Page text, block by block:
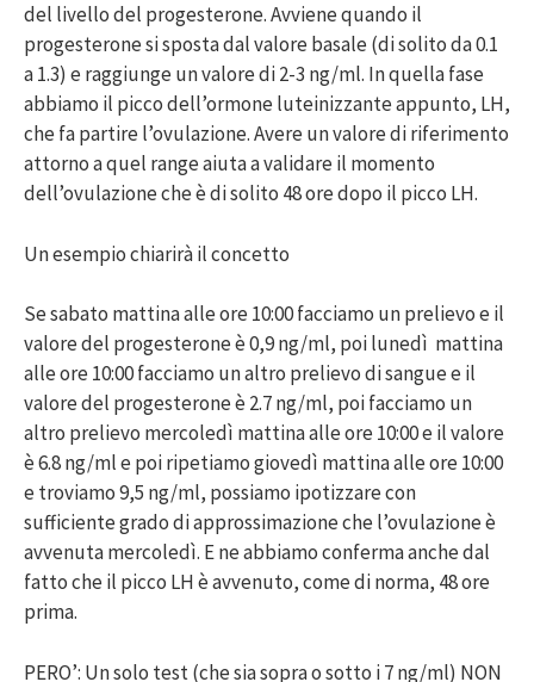
del livello del progesterone. Avviene quando il
progesterone si sposta dal valore basale (di solito da 0.1
a 1.3) e raggiunge un valore di 2-3 ng/ml. In quella fase
abbiamo il picco dell’ormone luteinizzante appunto, LH,
che fa partire l’ovulazione. Avere un valore di riferimento
attorno a quel range aiuta a validare il momento
dell’ovulazione che è di solito 48 ore dopo il picco LH.
Un esempio chiarirà il concetto
Se sabato mattina alle ore 10:00 facciamo un prelievo e il
valore del progesterone è 0,9 ng/ml, poi lunedì mattina
alle ore 10:00 facciamo un altro prelievo di sangue e il
valore del progesterone è 2.7 ng/ml, poi facciamo un
altro prelievo mercoledì mattina alle ore 10:00 e il valore
è 6.8 ng/ml e poi ripetiamo giovedì mattina alle ore 10:00
e troviamo 9,5 ng/ml, possiamo ipotizzare con
sufficiente grado di approssimazione che l’ovulazione è
avvenuta mercoledì. E ne abbiamo conferma anche dal
fatto che il picco LH è avvenuto, come di norma, 48 ore
prima.
PERO’: Un solo test (che sia sopra o sotto i 7 ng/ml) NON